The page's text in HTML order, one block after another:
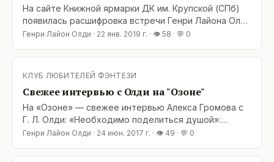
На сайте Книжной ярмарки ДК им. Крупской (СПб)
появилась расшифровка встречи Генри Лайона Олди
с читателями, проходившей на
Добро пожаловать:
Генри Лайон Олди · 22 янв. 2019 г. · 👁 58 · 💬 0
КЛУБ ЛЮБИТЕЛЕЙ ФЭНТЕЗИ
Свежее интервью с Олди на "Озоне"
На «Озоне» — свежее интервью Алекса Громова с
Г. Л. Олди: «Необходимо поделиться душой»:
https://www.ozon.ru/context/detail/id/141275458/
нему скорбим. У врага рога, копыта и хвост, у
Генри Лайон Олди · 24 июн. 2017 г. · 👁 49 · 💬 0